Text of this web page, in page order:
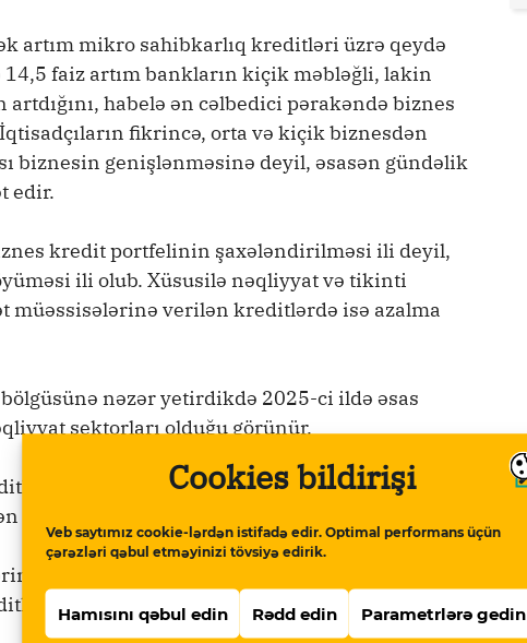
Cookies bildirişi
Veb saytımız cookie-lərdən istifadə edir. Optimal performans üçün
çərəzləri qəbul etməyinizi tövsiyə edirik.
Hamısını qəbul edin Rədd edin Parametrlərə gedin
artım mikro sahibkarlıq kreditləri üzrə qeydə
14,5 faiz artım bankların kiçik məbləğli, lakin
habelə ən cəlbedici pərakəndə biznes
fikrincə, orta və kiçik biznesdən
biznesin genişlənməsinə deyil, əsasən gündəlik
edir.
kredit portfelinin şaxələndirilməsi ili deyil,
ili olub. Xüsusilə nəqliyyat və tikinti
müəssisələrinə verilən kreditlərdə isə azalma
nəzər yetirdikdə 2025-ci ildə əsas
sektorları olduğu görünür.
2,5 faiz artaraq 2,8 milyard manata çatıb və
böyük paya sahib olub.
həcmində də sürətli artım müşahidə edilib. Bir
25,4 faiz artaraq 1,7 milyard manatı ötüb.